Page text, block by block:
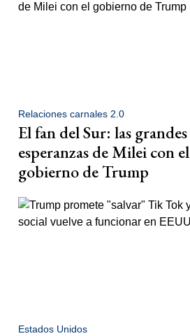
Relaciones carnales 2.0
El fan del Sur: las grandes
esperanzas de Milei con el
gobierno de Trump
Estados Unidos